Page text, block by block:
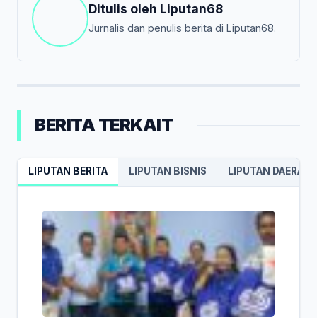
Ditulis oleh Liputan68
Jurnalis dan penulis berita di Liputan68.
BERITA TERKAIT
LIPUTAN BERITA LIPUTAN BISNIS LIPUTAN DAERAH